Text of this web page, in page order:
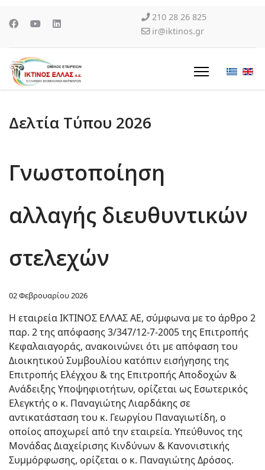
210 28 26 825
ir@iktinos.gr
Δελτία Τύπου 2026
Γνωστοποίηση
αλλαγής διευθυντικών
στελεχών
02 Φεβρουαρίου 2026
H εταιρεία ΙΚΤΙΝΟΣ ΕΛΛΑΣ ΑΕ, σύμφωνα με το άρθρο 2
παρ. 2 της απόφασης 3/347/12-7-2005 της Επιτροπής
Κεφαλαιαγοράς, ανακοινώνει ότι με απόφαση του
Διοικητικού Συμβουλίου κατόπιν εισήγησης της
Επιτροπής Ελέγχου & της Επιτροπής Αποδοχών &
Ανάδειξης Υποψηφιοτήτων, ορίζεται ως Εσωτερικός
Ελεγκτής ο κ. Παναγιώτης Λιαρδάκης σε
αντικατάσταση του κ. Γεωργίου Παναγιωτίδη, ο
οποίος αποχωρεί από την εταιρεία. Υπεύθυνος της
Μονάδας Διαχείρισης Κινδύνων & Κανονιστικής
Συμμόρφωσης, ορίζεται ο κ. Παναγιώτης Δρόσος.